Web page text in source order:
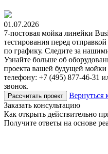
01.07.2026
7-постовая мойка линейки
тестирования перед
по графику. Следите за
Узнайте больше об
проекта вашей будущей
телефону: +7 (495) 877-46-31
звонок.
Рассчитать проект
Вернуться
Заказать консультацию
Как открыть действительно
Получите ответы на основе